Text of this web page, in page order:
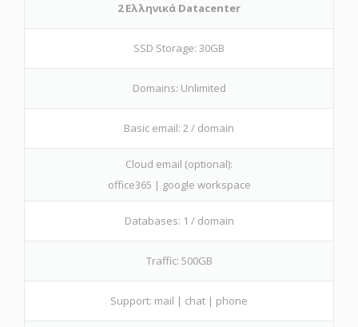
2 Ελληνικά Datacenter
SSD Storage: 30GB
Domains: Unlimited
Basic email: 2 / domain
Cloud email (optional):
office365 | google workspace
Databases: 1 / domain
Traffic: 500GB
Support: mail | chat | phone